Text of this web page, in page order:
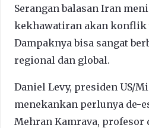
Serangan balasan Iran
kekhawatiran akan konflik
Dampaknya bisa sangat
regional dan global.
Daniel Levy, presiden US/
menekankan perlunya de-
Mehran Kamrava, profesor